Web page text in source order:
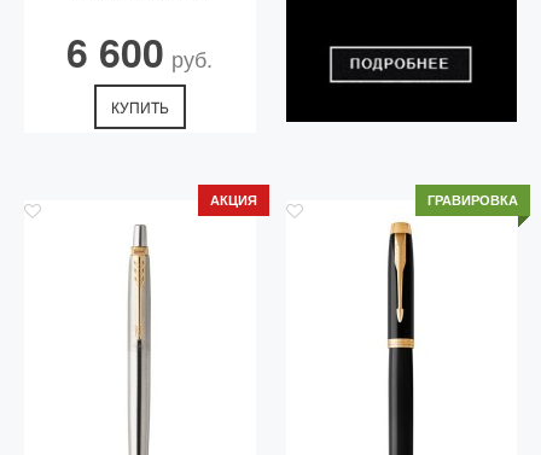
6 600 руб.
КУПИТЬ
АКЦИЯ ГРАВИРОВКА